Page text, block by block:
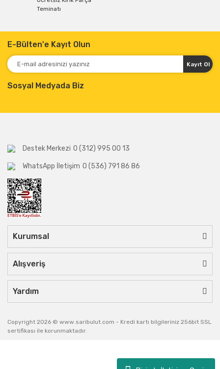
Teminatı
E-Bülten'e Kayıt Olun
Kayıt Ol
Sosyal Medyada Biz
Destek Merkezi 0 (312) 995 00 13
WhatsApp İletişim 0 (536) 791 86 86
Kurumsal
Alışveriş
Yardım
Copyright 2026 © www.saribulut.com - Kredi kartı bilgileriniz 256bit SSL
sertifikası ile korunmaktadır.